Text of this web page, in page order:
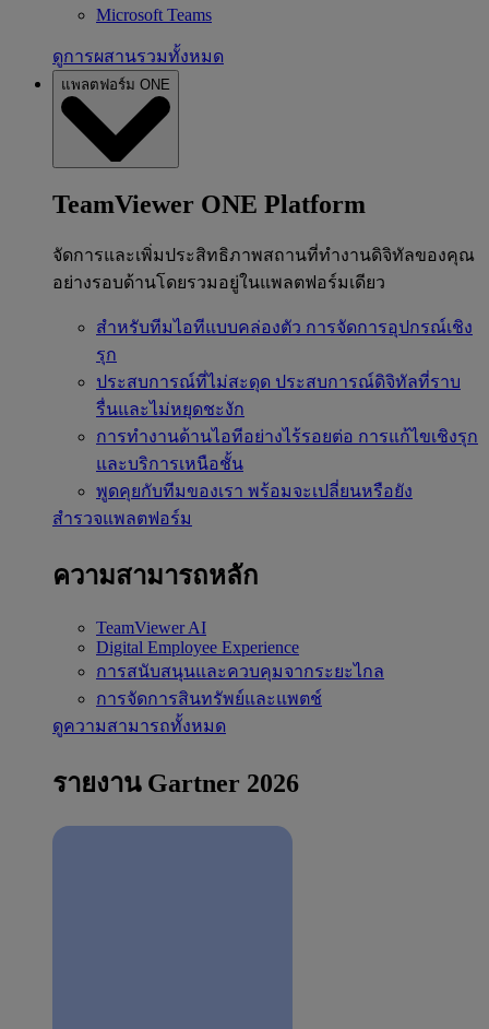
Microsoft Teams
ดูการผสานรวมทั้งหมด
แพลตฟอร์ม ONE
TeamViewer ONE Platform
จัดการและเพิ่มประสิทธิภาพสถานที่ทำงานดิจิทัลของคุณ
อย่างรอบด้านโดยรวมอยู่ในแพลตฟอร์มเดียว
สำหรับทีมไอทีแบบคล่องตัว การจัดการอุปกรณ์เชิง
รุก
ประสบการณ์ที่ไม่สะดุด ประสบการณ์ดิจิทัลที่ราบ
รื่นและไม่หยุดชะงัก
การทำงานด้านไอทีอย่างไร้รอยต่อ การแก้ไขเชิงรุก
และบริการเหนือชั้น
พูดคุยกับทีมของเรา พร้อมจะเปลี่ยนหรือยัง
สำรวจแพลตฟอร์ม
ความสามารถหลัก
TeamViewer AI
Digital Employee Experience
การสนับสนุนและควบคุมจากระยะไกล
การจัดการสินทรัพย์และแพตช์
ดูความสามารถทั้งหมด
รายงาน Gartner 2026